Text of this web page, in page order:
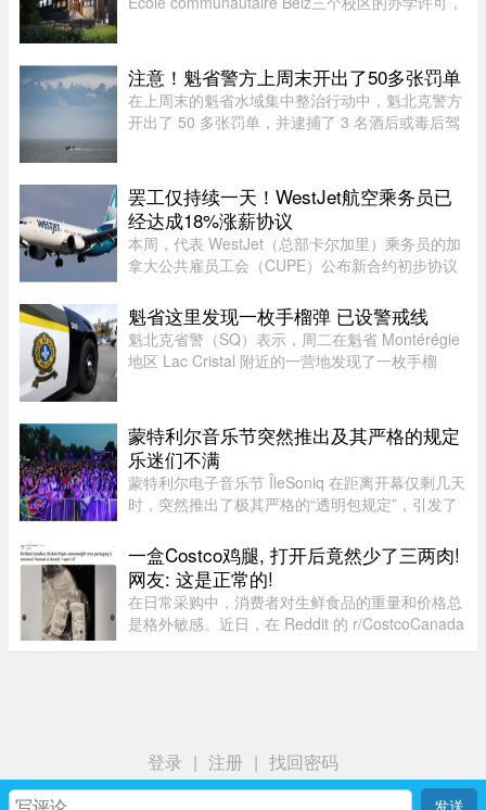
魁北克行政法庭获得的文件，学校 ...
注意！魁省警方上周末开出了50多张罚单
在上周末的魁省水域集中整治行动中，魁北克警方
开出了 50 多张罚单，并逮捕了 3 名酒后或毒后驾
内的多支魁省警力在 8 月 1 ...
罢工仅持续一天！WestJet航空乘务员已
经达成18%涨薪协议
本周，代表 WestJet（总部卡尔加里）乘务员的加
拿大公共雇员工会（CUPE）公布新合约初步协议
时段津贴"，地面工作也获补偿；休息时间增加；
餐食和制服津贴上调；其他一系 ...
魁省这里发现一枚手榴弹 已设警戒线
魁北克省警（SQ）表示，周二在魁省 Montérégie
地区 Lac Cristal 附近的一营地发现了一枚手榴
无法确认该手榴弹是否处 ...
蒙特利尔音乐节突然推出及其严格的规定
乐迷们不满
蒙特利尔电子音乐节 ÎleSoniq 在距离开幕仅剩几天
时，突然推出了极其严格的“透明包规定”，引发了
门用的腰包，结果在 ÎleSoniq 开幕前几天还得折腾
着重新买一个，太 ...
一盒Costco鸡腿, 打开后竟然少了三两肉!
网友: 这是正常的!
在日常采购中，消费者对生鲜食品的重量和价格总
是格外敏感。近日，在 Reddit 的 r/CostcoCanada
登录 | 注册 | 找回密码